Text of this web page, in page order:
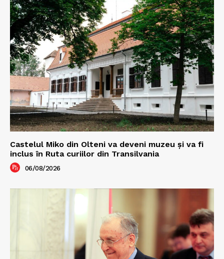
Castelul Miko din Olteni va deveni muzeu şi va fi
inclus în Ruta curiilor din Transilvania
06/08/2026